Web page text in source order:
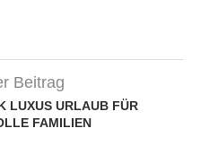
Beitrag
LUXUS URLAUB FÜR
FAMILIEN